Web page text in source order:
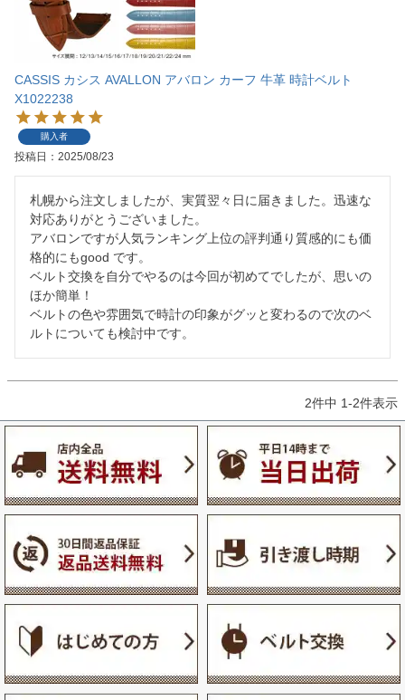
CASSIS カシス AVALLON アバロン カーフ 牛革 時計ベルト
X1022238
購入者
投稿日 2025/08/23
札幌から注文しましたが、実質翌々日に届きました。迅速な
対応ありがとうございました。
アバロンですが人気ランキング上位の評判通り質感的にも価
格的にもgood です。
ベルト交換を自分でやるのは今回が初めてでしたが、思いの
ほか簡単！
ベルトの色や雰囲気で時計の印象がグッと変わるので次のベ
2件中 1-2件表示